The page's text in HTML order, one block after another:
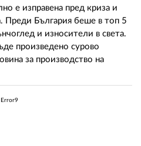
е изправена пред криза и
Преди България беше в топ 5
и износители в света.
произведено сурово
за производство на
Error9